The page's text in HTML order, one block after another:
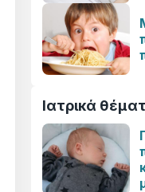
Ιατρικά